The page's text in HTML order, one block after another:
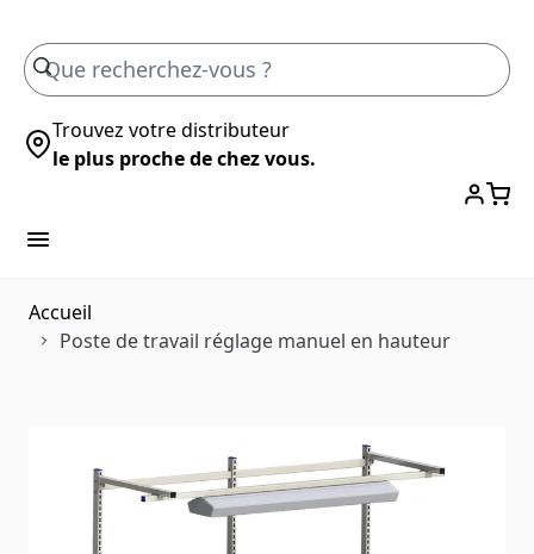
Trouvez votre distributeur
le plus proche de chez vous.
Accueil
Poste de travail réglage manuel en hauteur